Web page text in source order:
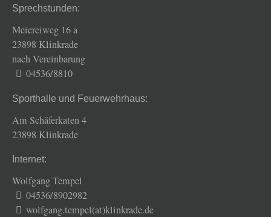
Sprechstunden:
Meiereiweg 16 a
23898 Klinkrade
nach Vereinbarung
04536/8810
Sporthalle und Feuerwehrhaus:
Am Schäferkaten 4
23898 Klinkrade
Internet:
Wolfgang Tempel
04536/8902982
wolfgang.tempel(at)klinkrade.de